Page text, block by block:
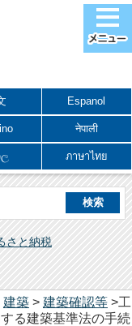
Espanol
नेपाली
ภาษาไทย
さと納税
建築 > 建築確認等 >工
る建築基準法の手続